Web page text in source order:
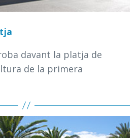
davant la platja de
de la primera